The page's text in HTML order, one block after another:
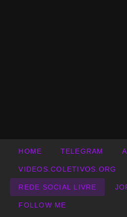
HOME TELEGRAM
VIDEOS.COLETIVOS.ORG
REDE SOCIAL LIVRE
FOLLOW ME